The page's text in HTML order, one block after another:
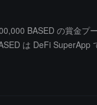
BASED の賞金プ
は DeFi SuperApp